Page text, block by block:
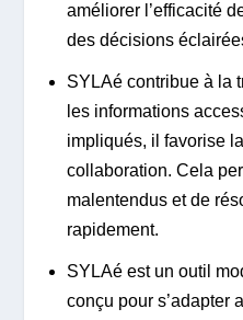
améliorer l’efficacité
des décisions
SYLAé contribue à la
les informations
impliqués, il favorise
collaboration. Cela
malentendus et de
rapidement.
SYLAé est un outil
conçu pour s’adapter